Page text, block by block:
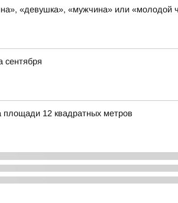
«девушка», «мужчина» или «молодой
сентября
12 квадратных метров